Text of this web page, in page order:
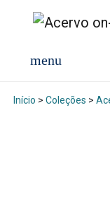
Início > Coleções >